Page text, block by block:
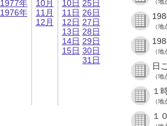
1977年
1976年
10月
11月
12月
10日
11日
12日
13日
14日
15日
25日
26日
27日
28日
29日
30日
31日
（
（
（
日
（
１
（
１